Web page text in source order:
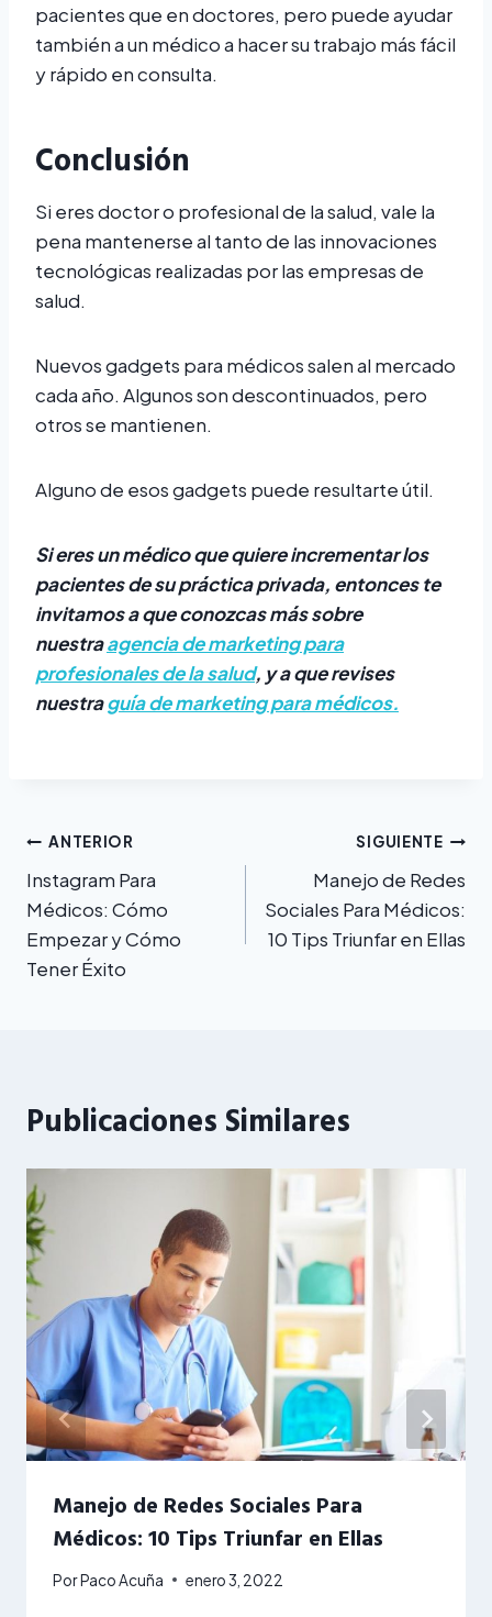
pacientes que en doctores, pero puede ayudar
también a un médico a hacer su trabajo más fácil
y rápido en consulta.
Conclusión
Si eres doctor o profesional de la salud, vale la
pena mantenerse al tanto de las innovaciones
tecnológicas realizadas por las empresas de
salud.
Nuevos gadgets para médicos salen al mercado
cada año. Algunos son descontinuados, pero
otros se mantienen.
Alguno de esos gadgets puede resultarte útil.
Si eres un médico que quiere incrementar los
pacientes de su práctica privada, entonces te
invitamos a que conozcas más sobre
nuestraagencia de marketing para
profesionales de la salud, y a que revises
nuestraguía de marketing para médicos.
Navegación
de
entradas
ANTERIOR
Instagram Para
Médicos: Cómo
Empezar y Cómo
Tener Éxito
SIGUIENTE
Manejo de Redes
Sociales Para Médicos:
10 Tips Triunfar en Ellas
Publicaciones Similares
Manejo de Redes Sociales Para
Médicos: 10 Tips Triunfar en Ellas
PorPaco Acuña enero 3, 2022